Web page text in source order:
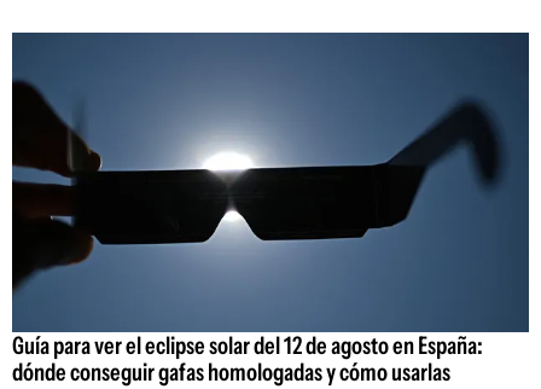
Guía para ver el eclipse solar del 12 de agosto en España:
dónde conseguir gafas homologadas y cómo usarlas